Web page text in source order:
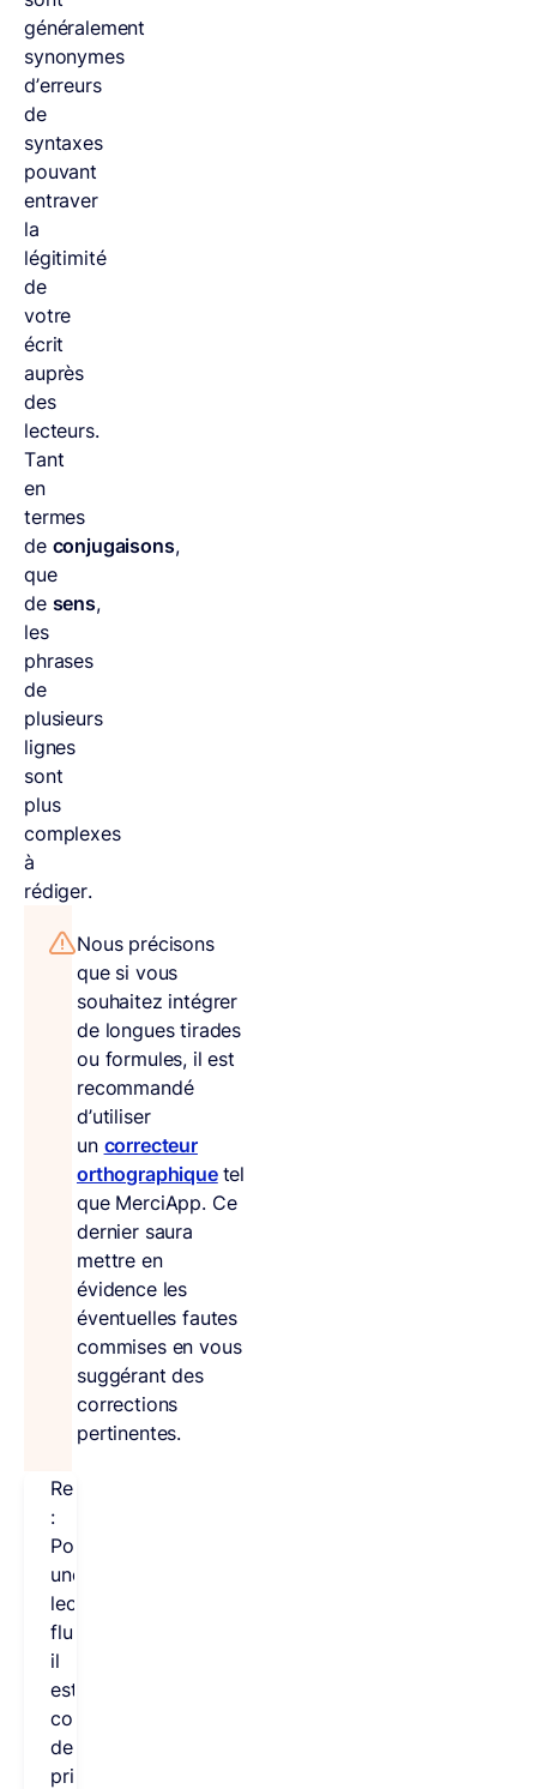
généralement
synonymes
d’erreurs
de
syntaxes
pouvant
entraver
la
légitimité
de
votre
écrit
auprès
des
lecteurs.
Tant
en
termes
de conjugaisons,
que
de sens,
les
phrases
de
plusieurs
lignes
sont
plus
complexes
à
rédiger.
Nous précisons
que si vous
souhaitez intégrer
de longues tirades
ou formules, il est
recommandé
d’utiliser
un correcteur
orthographique tel
que MerciApp. Ce
dernier saura
mettre en
évidence les
éventuelles fautes
commises en vous
suggérant des
corrections
pertinentes.
Remarque
:
Pour
une
lecture
fluide,
il
est
conseillé
de
privilégier